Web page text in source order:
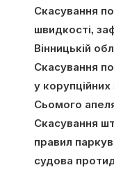
Скасування
швидкості,
Вінницькій
Скасування
у
Сьомого
Скасування
правил
судова